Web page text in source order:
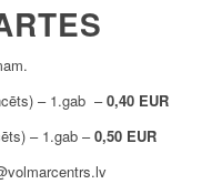
– 1.gab –0,40 EUR
– 1.gab –0,50 EUR